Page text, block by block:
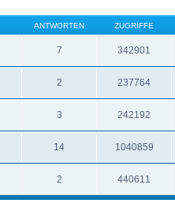
ANTWORTEN ZUGRIFFE
7 342901
2 237764
3 242192
14 1040859
2 440611